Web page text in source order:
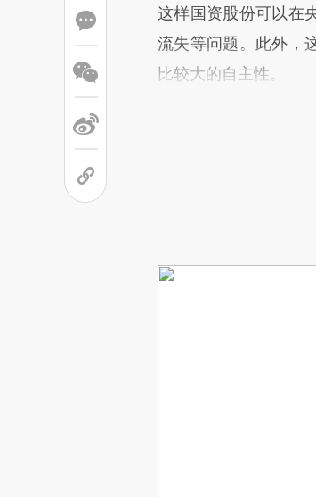
这样国资股份可以在
流失等问题。此外，
比较大的自主性。